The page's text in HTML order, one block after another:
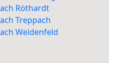
Röthardt
Treppach
Weidenfeld